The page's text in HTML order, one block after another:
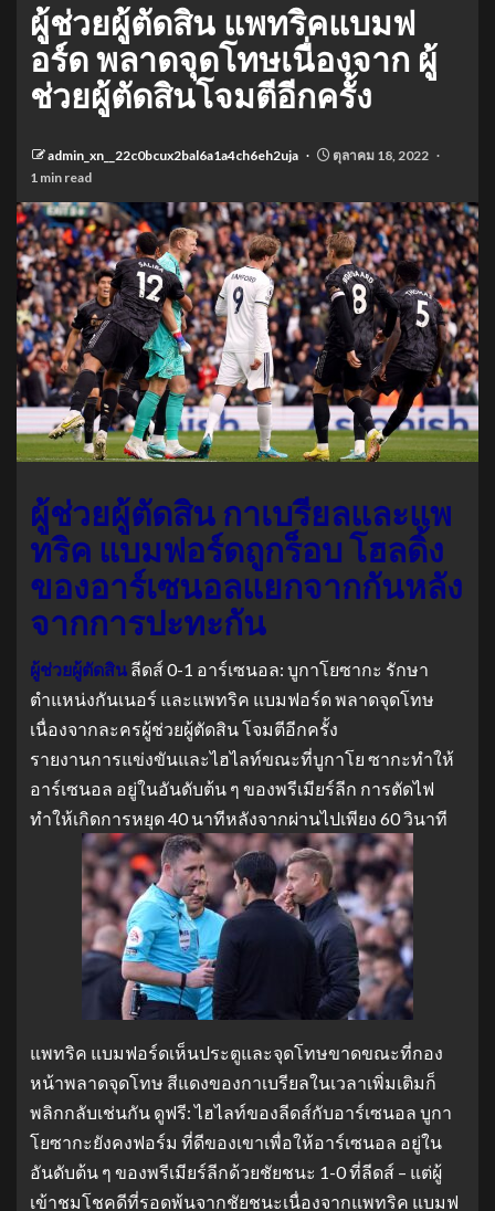
ผู้ช่วยผู้ตัดสิน แพทริคแบมฟ
อร์ด พลาดจุดโทษเนื่องจาก ผู้
ช่วยผู้ตัดสินโจมตีอีกครั้ง
admin_xn__22c0bcux2bal6a1a4ch6eh2uja
ตุลาคม 18, 2022
1 min read
ผู้ช่วยผู้ตัดสิน กาเบรียลและแพ
ทริค แบมฟอร์ดถูกร็อบ โฮลดิ้ง
ของอาร์เซนอลแยกจากกันหลัง
จากการปะทะกัน
ผู้ช่วยผู้ตัดสิน ลีดส์ 0-1 อาร์เซนอล: บูกาโยซากะ รักษา
ตำแหน่งกันเนอร์ และแพทริค แบมฟอร์ด พลาดจุดโทษ
เนื่องจากละครผู้ช่วยผู้ตัดสิน โจมตีอีกครั้ง
รายงานการแข่งขันและไฮไลท์ขณะที่บูกาโย ซากะทำให้
อาร์เซนอล อยู่ในอันดับต้น ๆ ของพรีเมียร์ลีก การตัดไฟ
ทำให้เกิดการหยุด 40 นาทีหลังจากผ่านไปเพียง 60 วินาที
แพทริค แบมฟอร์ดเห็นประตูและจุดโทษขาดขณะที่กอง
หน้าพลาดจุดโทษ สีแดงของกาเบรียลในเวลาเพิ่มเติมก็
พลิกกลับเช่นกัน ดูฟรี: ไฮไลท์ของลีดส์กับอาร์เซนอล บูกา
โยซากะยังคงฟอร์ม ที่ดีของเขาเพื่อให้อาร์เซนอล อยู่ใน
อันดับต้น ๆ ของพรีเมียร์ลีกด้วยชัยชนะ 1-0 ที่ลีดส์ – แต่ผู้
เข้าชมโชคดีที่รอดพ้นจากชัยชนะเนื่องจากแพทริค แบมฟ